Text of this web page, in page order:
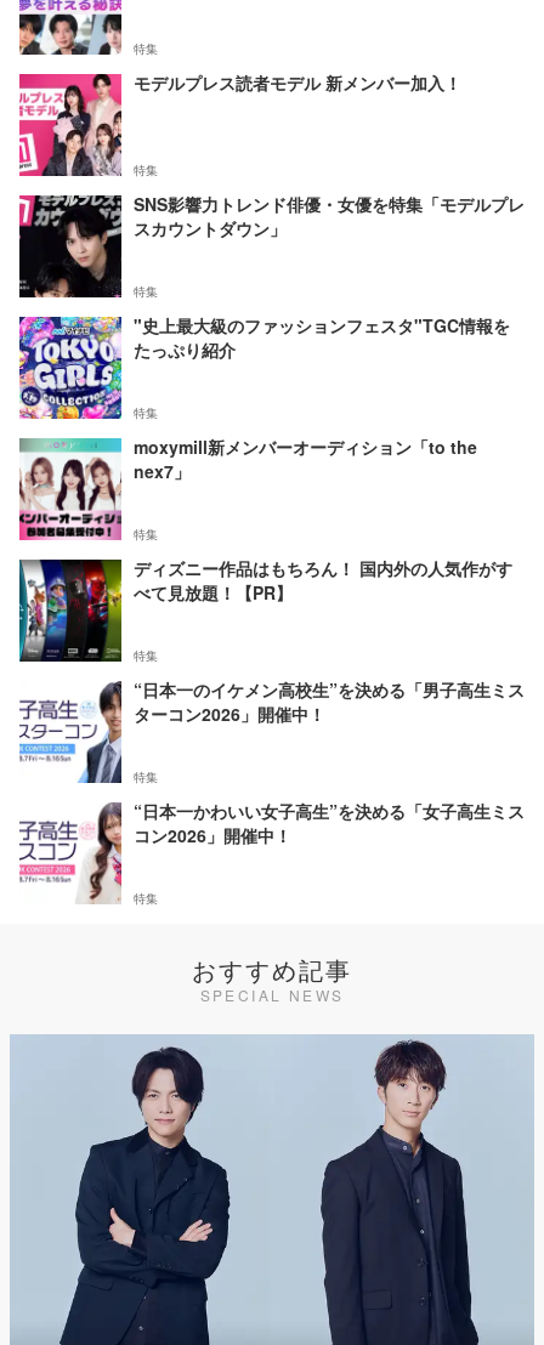
特集
モデルプレス読者モデル 新メンバー加入！
特集
SNS影響力トレンド俳優・女優を特集「モデルプレ
スカウントダウン」
特集
"史上最大級のファッションフェスタ"TGC情報を
たっぷり紹介
特集
moxymill新メンバーオーディション「to the
nex7」
特集
ディズニー作品はもちろん！ 国内外の人気作がす
べて見放題！【PR】
特集
“日本一のイケメン高校生”を決める「男子高生ミス
ターコン2026」開催中！
特集
“日本一かわいい女子高生”を決める「女子高生ミス
コン2026」開催中！
特集
おすすめ記事
SPECIAL NEWS